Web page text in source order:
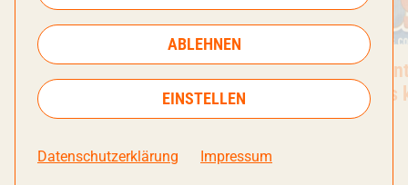
Kurznachricht
ZDF-Serie „München Beats“ – ein
Teil Geschichte unseres Viertels
in vier Folgen
07.08.2026
Das
November
04.08.2026
ABLEHNEN
EINSTELLEN
Datenschutzerklärung Impressum